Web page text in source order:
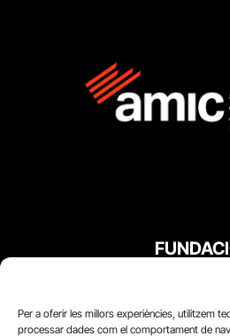
Per a oferir les millors experiències, utilitzem
processar dades com el comportament de